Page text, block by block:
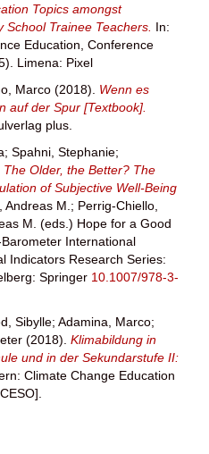
Topics amongst
Trainee Teachers. In:
Education, Conference
Limena: Pixel
Marco (2018). Wenn es
auf der Spur [Textbook].
plus.
; Spahni, Stephanie;
The Older, the Better? The
of Subjective Well-Being
Andreas M. ; Perrig-Chiello,
M. (eds.) Hope for a Good
International
Indicators Research Series:
Springer 10.1007/978-3-
Sibylle; Adamina, Marco;
(2018). Klimabildung in
und in der Sekundarstufe II:
Climate Change Education